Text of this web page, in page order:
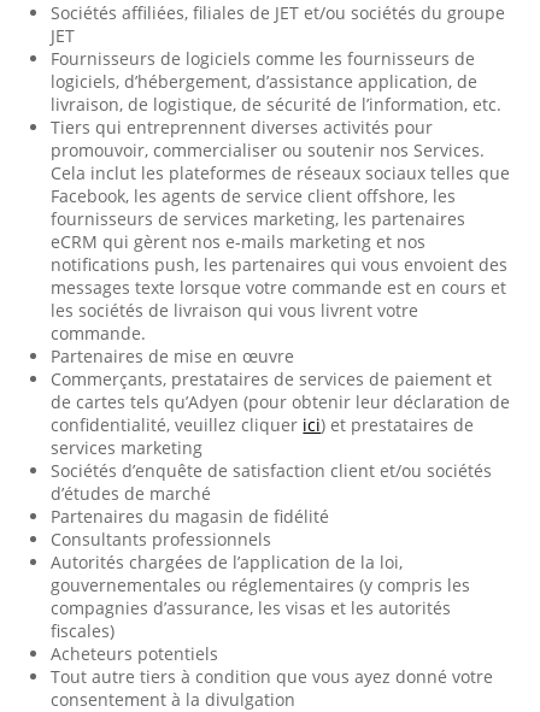
Sociétés affiliées, filiales de JET et/ou sociétés du groupe
JET
Fournisseurs de logiciels comme les fournisseurs de
logiciels, d’hébergement, d’assistance application, de
livraison, de logistique, de sécurité de l’information, etc.
Tiers qui entreprennent diverses activités pour
promouvoir, commercialiser ou soutenir nos Services.
Cela inclut les plateformes de réseaux sociaux telles que
Facebook, les agents de service client offshore, les
fournisseurs de services marketing, les partenaires
eCRM qui gèrent nos e-mails marketing et nos
notifications push, les partenaires qui vous envoient des
messages texte lorsque votre commande est en cours et
les sociétés de livraison qui vous livrent votre
commande.
Partenaires de mise en œuvre
Commerçants, prestataires de services de paiement et
de cartes tels qu’Adyen (pour obtenir leur déclaration de
confidentialité, veuillez cliquer ici) et prestataires de
services marketing
Sociétés d’enquête de satisfaction client et/ou sociétés
d’études de marché
Partenaires du magasin de fidélité
Consultants professionnels
Autorités chargées de l’application de la loi,
gouvernementales ou réglementaires (y compris les
compagnies d’assurance, les visas et les autorités
fiscales)
Acheteurs potentiels
Tout autre tiers à condition que vous ayez donné votre
consentement à la divulgation